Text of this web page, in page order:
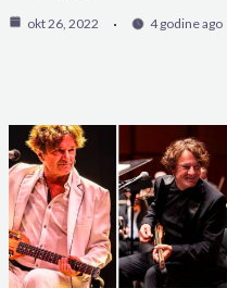
okt 26, 2022 4 godine ago